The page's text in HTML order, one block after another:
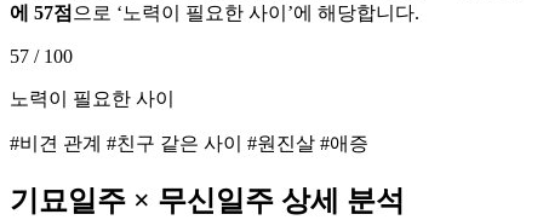
에 57점 으로 ‘노력이 필요한 사이 ’에 해당합니다.
57 / 100
노력이 필요한 사이
#비견 관계 #친구 같은 사이 #원진살 #애증
기묘일주 × 무신일주 상세 분석